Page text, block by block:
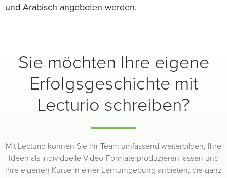
und Arabisch angeboten werden.
Sie möchten Ihre eigene
Erfolgsgeschichte mit
Lecturio schreiben?
Mit Lecturio können Sie Ihr Team umfassend weiterbilden, Ihre
Ideen als individuelle Video-Formate produzieren lassen und
Ihre eigenen Kurse in einer Lernumgebung anbieten, die ganz